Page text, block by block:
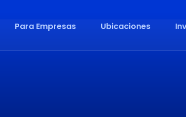
Para Empresas Ubicaciones